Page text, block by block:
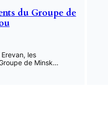
du Groupe de
les
de Minsk…